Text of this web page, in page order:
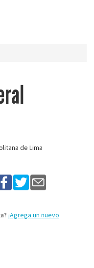
de Lima
¡Agrega un nuevo